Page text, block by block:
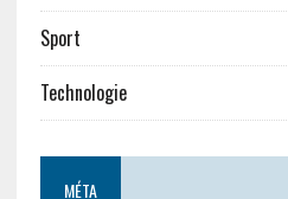
Sport
Technologie
MÉTA